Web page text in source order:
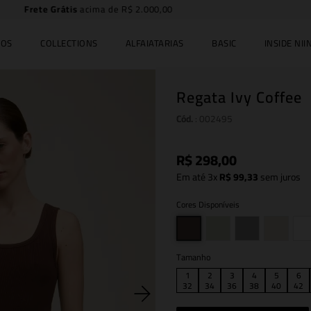
5% off no PIX
COLLECTIONS ALFAIATARIAS BASIC INSIDE
Regata Ivy Coffee
R$298,00
Em até3xR$99,33sem juros
Cores Disponíveis
Tamanho
1
32
2
34
3
36
4
38
5
40
6
42